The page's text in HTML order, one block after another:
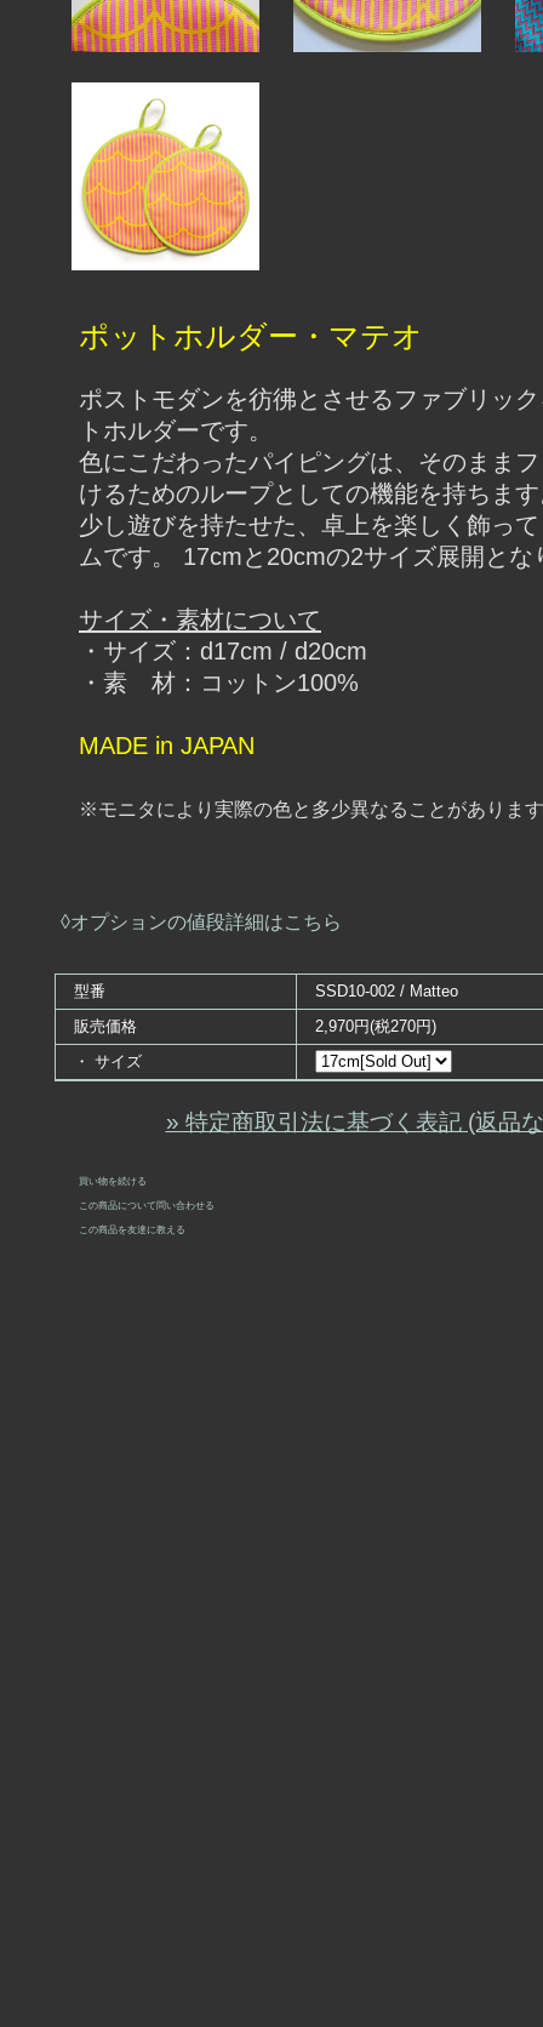
ポットホルダー・マテオ
ポストモダンを彷彿とさせるファブリッ
トホルダーです。
色にこだわったパイピングは、そのまま
けるためのループとしての機能を持ちま
少し遊びを持たせた、卓上を楽しく飾っ
ムです。 17cmと20cmの2サイズ展開とな
サイズ・素材について
・サイズ：d17cm / d20cm
・素 材：コットン100%
MADE in JAPAN
※モニタにより実際の色と多少異なることがありま
◊オプションの値段詳細はこちら
型番
SSD10-002 / Matteo
販売価格
2,970円(税270円)
・ サイズ
» 特定商取引法に基づく表記 (返品
買い物を続ける
この商品について問い合わせる
この商品を友達に教える